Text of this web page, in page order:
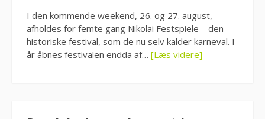
I den kommende weekend, 26. og 27. august,
afholdes for femte gang Nikolai Festspiele – den
historiske festival, som de nu selv kalder karneval. I
år åbnes festivalen endda af… [Læs videre]